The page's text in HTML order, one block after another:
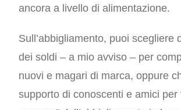
ancora a livello di alimentazione.
Sull’abbigliamento, puoi scegliere
dei soldi – a mio avviso – per
nuovi e magari di marca, oppure
supporto di conoscenti e amici per